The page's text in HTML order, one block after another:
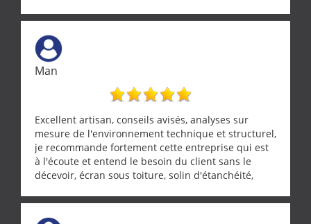
Man
Excellent artisan, conseils avisés, analyses sur
mesure de l'environnement technique et structurel,
je recommande fortement cette entreprise qui est
à l'écoute et entend le besoin du client sans le
décevoir, écran sous toiture, solin d'étanchéité,
récupérateur d'eau, tout a été parfaitement mis en
œuvre sans besoin d'y revenir. confiance assurée.